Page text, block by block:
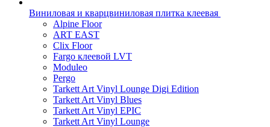
Виниловая и кварцвиниловая плитка клеевая
Alpine Floor
ART EAST
Clix Floor
Fargo клеевой LVT
Moduleo
Pergo
Tarkett Art Vinyl Lounge Digi Edition
Tarkett Art Vinyl Blues
Tarkett Art Vinyl EPIC
Tarkett Art Vinyl Lounge